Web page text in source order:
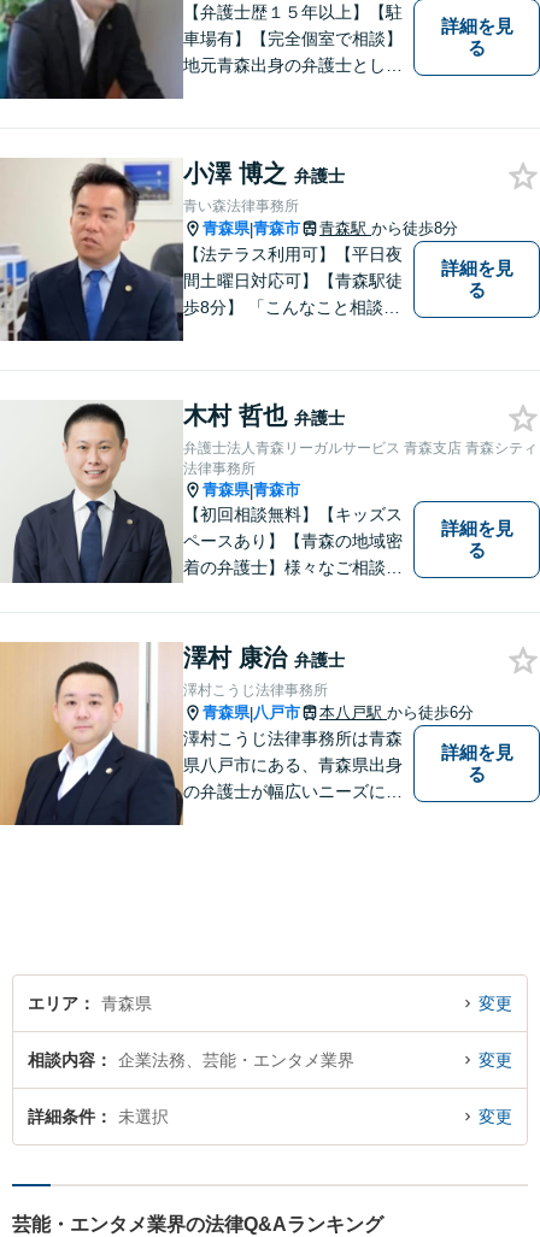
【弁護士歴１５年以上】【駐
車場有】【完全個室で相談】
地元青森出身の弁護士とし
に、そして真剣に取り組みま
す。皆様が安心して相談でき
るような雰囲気づくりを行な
っています。
詳細を見
る
小澤 博之 弁護士
青い森法律事務所
青森県|青森市 青森駅 から徒歩8分
【法テラス利用可】【平日夜
間土曜日対応可】【青森駅徒
歩8分】 「こんなこと相談し
い。 皆様が抱えている問題に
真摯に向き合い、ともに解決
いたします。
詳細を見
る
木村 哲也 弁護士
弁護士法人青森リーガルサービス 青森支店 青森シティ
法律事務所
青森県|青森市
【初回相談無料】【キッズス
ペースあり】【青森の地域密
着の弁護士】様々なご相談・
詳細を見
る
澤村 康治 弁護士
澤村こうじ法律事務所
青森県|八戸市 本八戸駅 から徒歩6分
澤村こうじ法律事務所は青森
県八戸市にある、青森県出身
の弁護士が幅広いニーズにお
詳細を見
る
エリア 青森県 変更
相談内容 企業法務、芸能・エンタメ業界 変更
詳細条件 未選択 変更
芸能・エンタメ業界の法律Q&Aランキング